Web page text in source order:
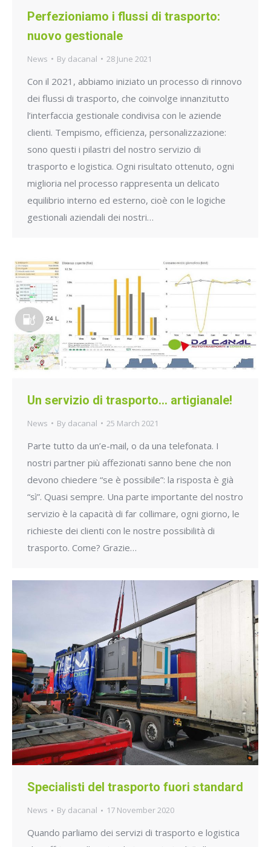
Perfezioniamo i flussi di trasporto:
nuovo gestionale
News By dacanal 28 June 2021
Con il 2021, abbiamo iniziato un processo di rinnovo
dei flussi di trasporto, che coinvolge innanzitutto
l’interfaccia gestionale condivisa con le aziende
clienti. Tempismo, efficienza, personalizzazione:
sono questi i pilastri del nostro servizio di
trasporto e logistica. Ogni risultato ottenuto, ogni
miglioria nel processo rappresenta un delicato
equilibrio interno ed esterno, cioè con le logiche
gestionali aziendali dei nostri…
Un servizio di trasporto… artigianale!
News By dacanal 25 March 2021
Parte tutto da un’e-mail, o da una telefonata. I
nostri partner più affezionati sanno bene che non
devono chiedere “se è possibile”: la risposta è già
“sì”. Quasi sempre. Una parte importante del nostro
servizio è la capacità di far collimare, ogni giorno, le
richieste dei clienti con le nostre possibilità di
trasporto. Come? Grazie…
Specialisti del trasporto fuori standard
News By dacanal 17 November 2020
Quando parliamo dei servizi di trasporto e logistica